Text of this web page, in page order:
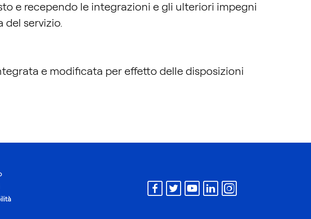
e recependo le integrazioni e gli ulteriori impegni
del servizio.
e modificata per effetto delle disposizioni